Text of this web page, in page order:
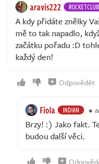
aravis222 ROCKETCLUB
A kdy přidáte znělky
mě to tak napadlo,
začátku pořadu :D
každý den!
Odpovědět
Fiola INDIAN
Brzy! :) Jako fakt.
budou další věci.